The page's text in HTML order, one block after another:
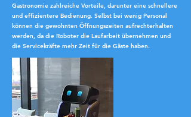
Gastronomie zahlreiche Vorteile, darunter eine schnellere
und effizientere Bedienung. Selbst bei wenig Personal
können die gewohnten Öffnungszeiten aufrechterhalten
werden, da die Roboter die Laufarbeit übernehmen und
die Servicekräfte mehr Zeit für die Gäste haben.